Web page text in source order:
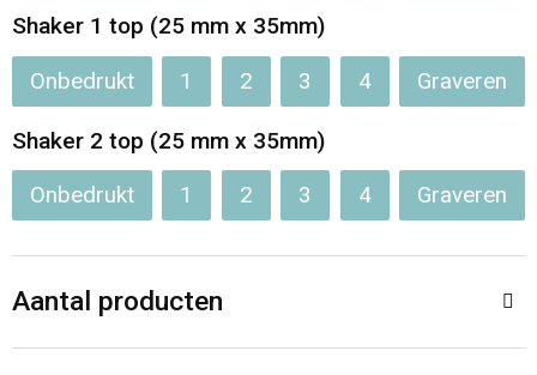
Overalls
Veiligheidsvesten en Veiligheidshesjes
Regenkleding
Hygiëne en Persoonlijke verzorging
Sporttassen
Schoudertassen
Matrozentassen
Papieren tassen
Tablettassen
Shaker 1 top (25 mm x 35mm)
Onbedrukt 1 2 3 4 Graveren
Shaker 2 top (25 mm x 35mm)
Onbedrukt 1 2 3 4 Graveren
Aantal producten